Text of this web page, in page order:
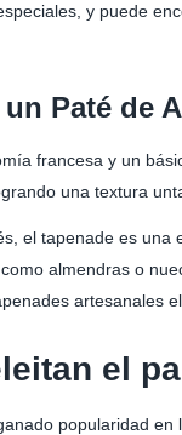
y puede
Paté de
francesa y un
una textura
el tapenade es
almendras o
artesanales
el
popularidad en